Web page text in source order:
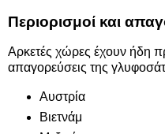
Περιορισμοί και
Αρκετές χώρες έχουν ήδη
απαγορεύσεις της
Αυστρία
Βιετνάμ